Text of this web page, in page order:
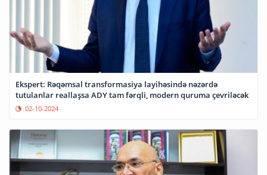
Ekspert: Rəqəmsal transformasiya layihəsində nəzərdə
tutulanlar reallaşsa ADY tam fərqli, modern quruma çevriləcək
02-10-2024